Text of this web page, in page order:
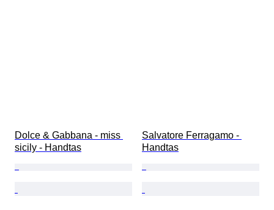
Dolce & Gabbana - miss
sicily - Handtas
Salvatore Ferragamo -
Handtas